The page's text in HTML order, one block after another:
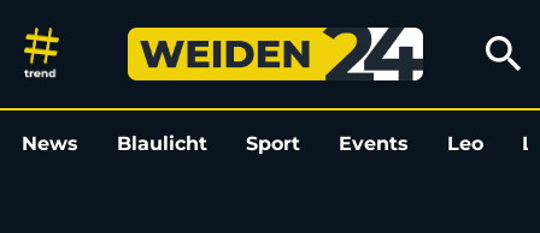
Neues Sportstudio im NOC:
search
News Blaulicht Sport Events Leo